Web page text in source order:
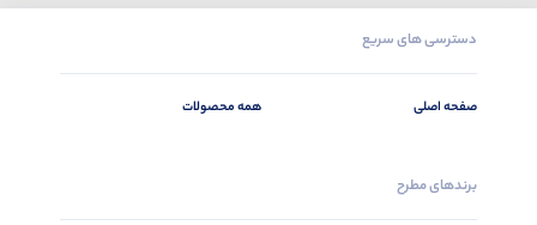
دسترسی های سریع
صفحه اصلی همه محصولات
برندهای مطرح